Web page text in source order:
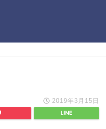
2019年3月15日